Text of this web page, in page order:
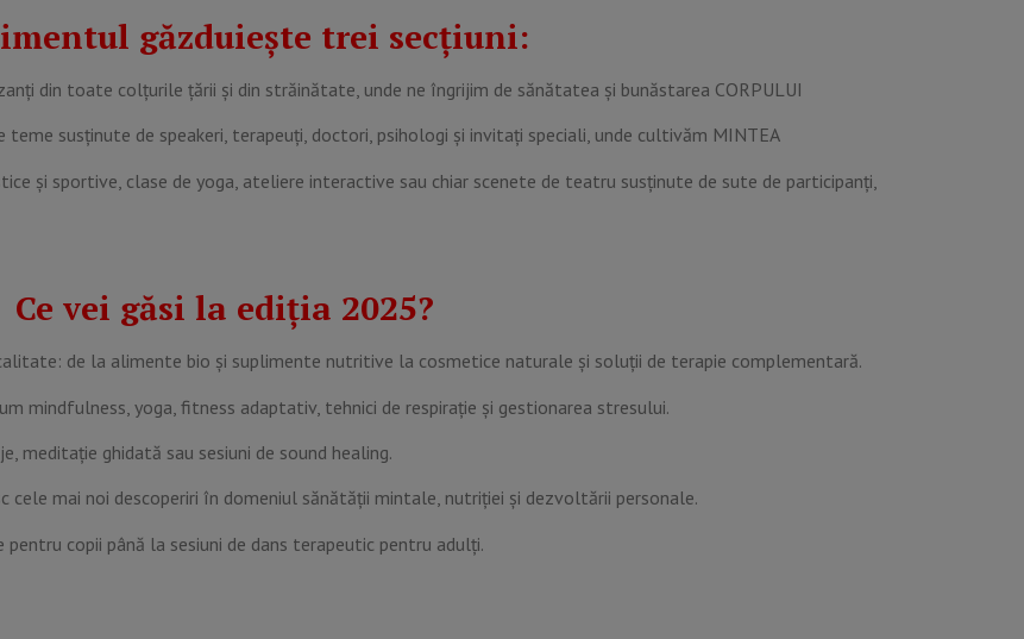
găzduiește trei secțiuni:
din toate colțurile țării și din străinătate, unde ne îngrijim de sănătatea și bunăstarea CORPULUI
teme susținute de speakeri, terapeuți, doctori, psihologi și invitați speciali, unde cultivăm MINTEA
și sportive, clase de yoga, ateliere interactive sau chiar scenete de teatru susținute de sute de participanți,
Ce vei găsi la ediția 2025?
de la alimente bio și suplimente nutritive la cosmetice naturale și soluții de terapie complementară.
mindfulness, yoga, fitness adaptativ, tehnici de respirație și gestionarea stresului.
meditație ghidată sau sesiuni de sound healing.
cele mai noi descoperiri în domeniul sănătății mintale, nutriției și dezvoltării personale.
copii până la sesiuni de dans terapeutic pentru adulți.